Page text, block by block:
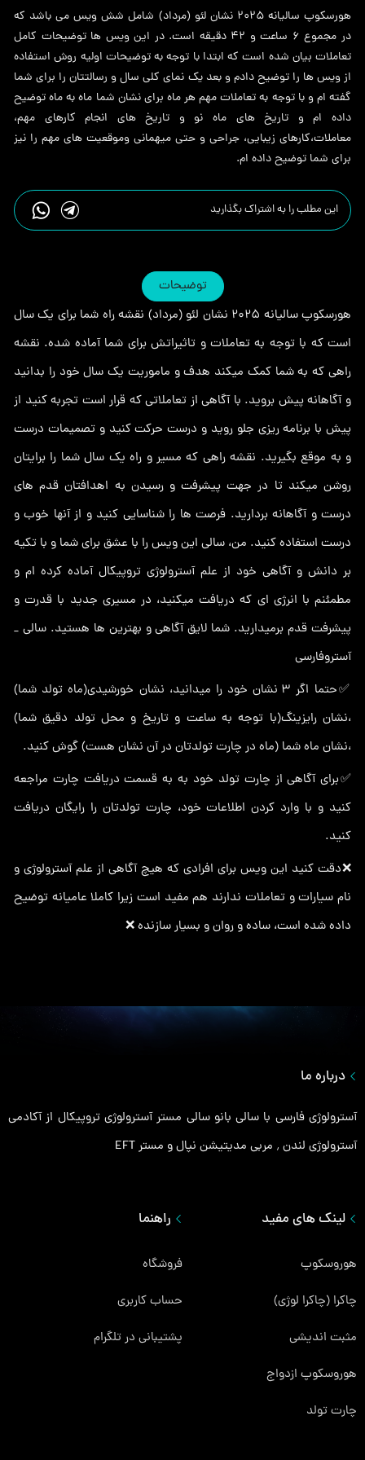
هورسکوپ سالیانه ۲۰۲۵ نشان لئو (مرداد) شامل شش ویس می باشد که
در مجموع 6 ساعت و 42 دقیقه است. در این ویس ها توضیحات کامل
تعاملات بیان شده است که ابتدا با توجه به توضیحات اولیه روش استفاده
از ویس ها را توضیح دادم و بعد یک نمای کلی سال و رسالتتان را برای شما
گفته ام و با توجه به تعاملات مهم هر ماه برای نشان شما ماه به ماه توضیح
داده ام و تاریخ های ماه نو و تاریخ های انجام کارهای مهم،
معاملات،کارهای زیبایی، جراحی و حتی میهمانی وموقعیت های مهم را نیز
برای شما توضیح داده ام.
این مطلب را به اشتراک بگذارید
عدد
توضیحات
هورسکوپ سالیانه ۲۰۲۵ نشان لئو (مرداد) نقشه راه شما برای یک سال
است که با توجه به تعاملات و تاثیراتش برای شما آماده شده. نقشه
راهی که به شما کمک میکند هدف و ماموریت یک سال خود را بدانید
و آگاهانه پیش بروید. با آگاهی از تعاملاتی که قرار است تجربه کنید از
پیش با برنامه ریزی جلو روید و درست حرکت کنید و تصمیمات درست
و به موقع بگیرید. نقشه راهی که مسیر و راه یک سال شما را برایتان
روشن میکند تا در جهت پیشرفت و رسیدن به اهدافتان قدم های
درست و آگاهانه بردارید. فرصت ها را شناسایی کنید و از آنها خوب و
درست استفاده کنید. من، سالی این ویس را با عشق برای شما و با تکیه
بر دانش و آگاهی خود از علم آسترولوژی تروپیکال آماده کرده ام و
مطمئنم با انرژی ای که دریافت میکنید، در مسیری جدید با قدرت و
پیشرفت قدم برمیدارید. شما لایق آگاهی و بهترین ها هستید. سالی _
آستروفارسی
✅حتما اگر ۳ نشان خود را میدانید، نشان خورشیدی(ماه تولد شما)
،نشان رایزینگ(با توجه به ساعت و تاریخ و محل تولد دقیق شما)
،نشان ماه شما (ماه در چارت تولدتان در آن نشان هست) گوش کنید.
✅برای آگاهی از چارت تولد خود به به قسمت دریافت چارت مراجعه
کنید و با وارد کردن اطلاعات خود، چارت تولدتان را رایگان دریافت
کنید.
❌دقت کنید این ویس برای افرادی که هیچ آگاهی از علم آسترولوژی و
نام سیارات و تعاملات ندارند هم مفید است زیرا کاملا عامیانه توضیح
داده شده است، ساده و روان و بسیار سازنده ❌
لینک های مفید
هوروسکوپ
چاکرا (چاکرا لوژی)
مثبت اندیشی
هوروسکوپ ازدواج
چارت تولد
راهنما
فروشگاه
حساب کاربری
پشتیبانی در تلگرام
درباره ما
آسترولوژی فارسی با سالی بانو سالی مستر آسترولوژی تروپیکال از آکادمی
آسترولوژی لندن ٬ مربی مدیتیشن نپال و مستر EFT